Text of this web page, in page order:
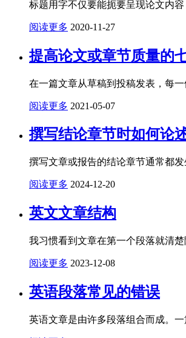
标题用字不仅要能扼要呈现论文内容
阅读更多 2020-11-27
提高论文或章节质量的
在一篇文章从草稿到投稿发表，每
阅读更多 2021-05-07
撰写结论章节时如何论
撰写文章或报告的结论章节通常都
阅读更多 2024-12-20
英文文章结构
我习惯看到文章在第一个段落就清
阅读更多 2023-12-08
英语段落常见的错误
英语文章是由许多段落组合而成。